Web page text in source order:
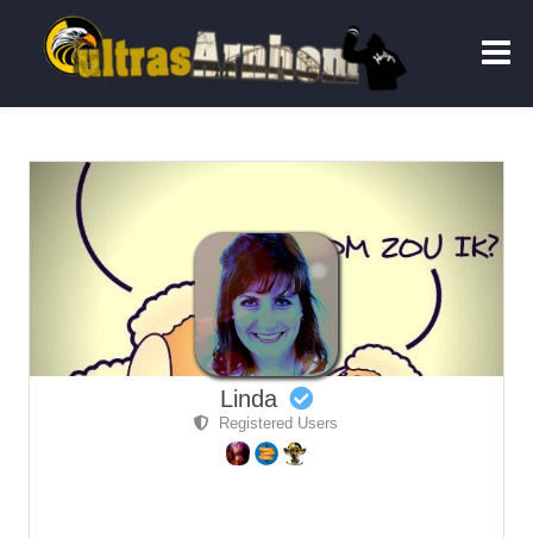
Linda
Registered Users